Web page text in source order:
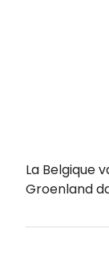
La Belgique
Groenland